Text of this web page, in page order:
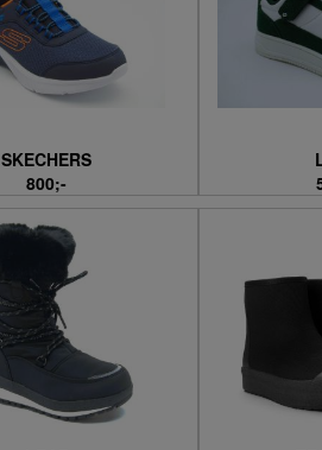
SKECHERS
800;-